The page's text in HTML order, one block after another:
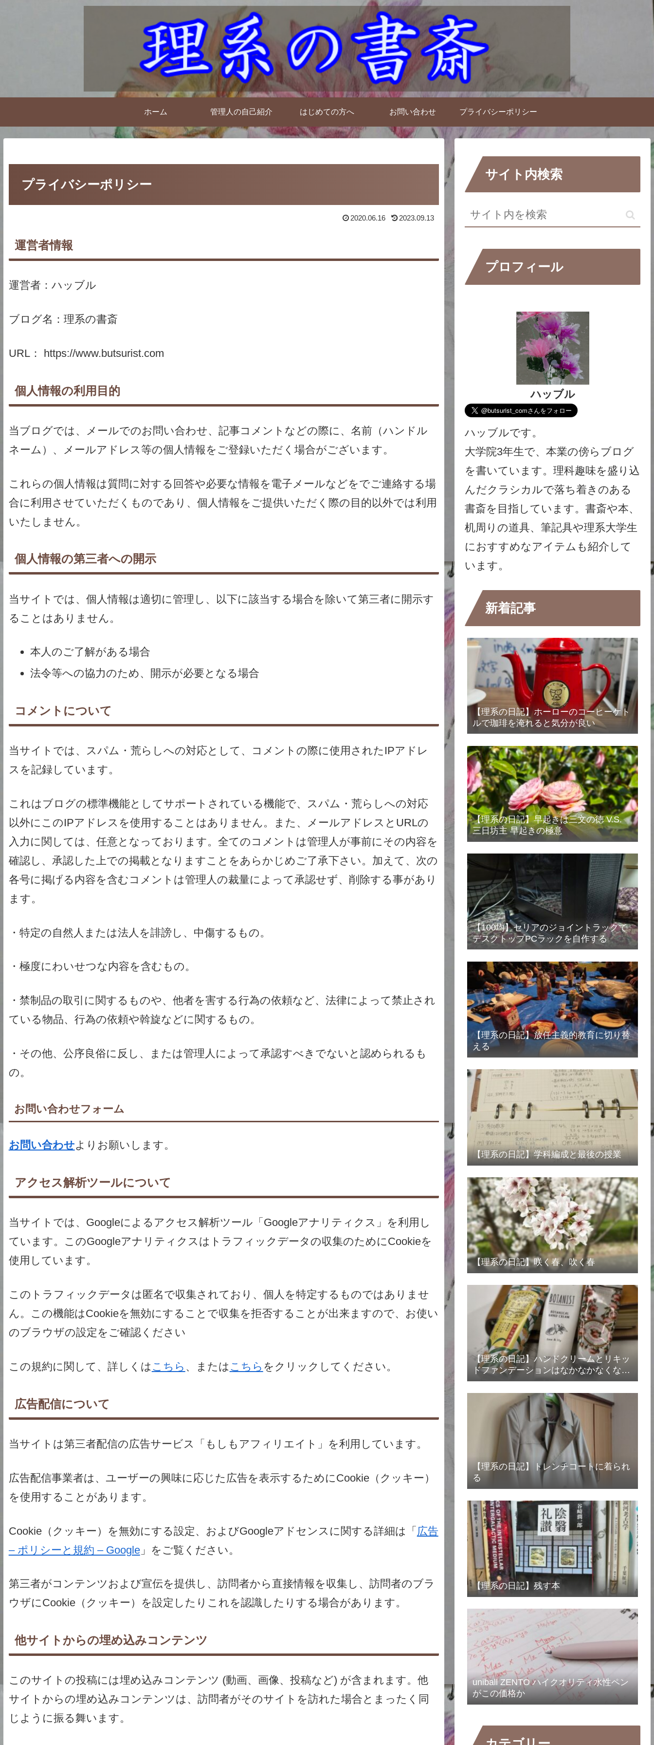
ホーム 管理人の自己紹介 はじめての方へ お問い合わせ プライバシーポリシー
プライバシーポリシー
2020.06.16 2023.09.13
運営者情報
運営者：ハッブル
ブログ名：理系の書斎
URL： https://www.butsurist.com
個人情報の利用目的
当ブログでは、メールでのお問い合わせ、記事コメントなどの際に、名前（ハンドル
ネーム）、メールアドレス等の個人情報をご登録いただく場合がございます。
これらの個人情報は質問に対する回答や必要な情報を電子メールなどをでご連絡する場
合に利用させていただくものであり、個人情報をご提供いただく際の目的以外では利用
いたしません。
個人情報の第三者への開示
当サイトでは、個人情報は適切に管理し、以下に該当する場合を除いて第三者に開示す
ることはありません。
本人のご了解がある場合
法令等への協力のため、開示が必要となる場合
コメントについて
当サイトでは、スパム・荒らしへの対応として、コメントの際に使用されたIPアドレ
スを記録しています。
これはブログの標準機能としてサポートされている機能で、スパム・荒らしへの対応
以外にこのIPアドレスを使用することはありません。また、メールアドレスとURLの
入力に関しては、任意となっております。全てのコメントは管理人が事前にその内容を
確認し、承認した上での掲載となりますことをあらかじめご了承下さい。加えて、次の
各号に掲げる内容を含むコメントは管理人の裁量によって承認せず、削除する事があり
ます。
・特定の自然人または法人を誹謗し、中傷するもの。
・極度にわいせつな内容を含むもの。
・禁制品の取引に関するものや、他者を害する行為の依頼など、法律によって禁止され
ている物品、行為の依頼や斡旋などに関するもの。
・その他、公序良俗に反し、または管理人によって承認すべきでないと認められるも
の。
お問い合わせフォーム
お問い合わせよりお願いします。
アクセス解析ツールについて
当サイトでは、Googleによるアクセス解析ツール「Googleアナリティクス」を利用し
ています。このGoogleアナリティクスはトラフィックデータの収集のためにCookieを
使用しています。
このトラフィックデータは匿名で収集されており、個人を特定するものではありませ
ん。この機能はCookieを無効にすることで収集を拒否することが出来ますので、お使い
のブラウザの設定をご確認ください
この規約に関して、詳しくは こちら 、または こちら をクリックしてください。
広告配信について
当サイトは第三者配信の広告サービス「もしもアフィリエイト」を利用しています。
広告配信事業者は、ユーザーの興味に応じた広告を表示するためにCookie（クッキー）
を使用することがあります。
Cookie（クッキー）を無効にする設定、およびGoogleアドセンスに関する詳細は「 広告
– ポリシーと規約 – Google」をご覧ください。
第三者がコンテンツおよび宣伝を提供し、訪問者から直接情報を収集し、訪問者のブラ
ウザにCookie（クッキー）を設定したりこれを認識したりする場合があります。
他サイトからの埋め込みコンテンツ
このサイトの投稿には埋め込みコンテンツ (動画、画像、投稿など) が含まれます。他
サイトからの埋め込みコンテンツは、訪問者がそのサイトを訪れた場合とまったく同
じように振る舞います。
サイト内検索
プロフィール
ハッブル
ハッブルです。
大学院3年生で、本業の傍らブログ
を書いています。理科趣味を盛り込
んだクラシカルで落ち着きのある
書斎を目指しています。書斎や本、
机周りの道具、筆記具や理系大学生
におすすめなアイテムも紹介して
います。
新着記事
【理系の日記】ホーローのコーヒーケト
ルで珈琲を淹れると気分が良い
【理系の日記】早起きは三文の徳 V.S.
三日坊主 早起きの極意
【100均】セリアのジョイントラックで
デスクトップPCラックを自作する
【理系の日記】放任主義的教育に切り替
える
【理系の日記】学科編成と最後の授業
【理系の日記】咲く春、吹く春
【理系の日記】ハンドクリームとリキッ
ドファンデーションはなかなかなくなら
ない
【理系の日記】トレンチコートに着られ
る
【理系の日記】残す本
uniball ZENTO ハイクオリティ水性ペン
がこの価格か